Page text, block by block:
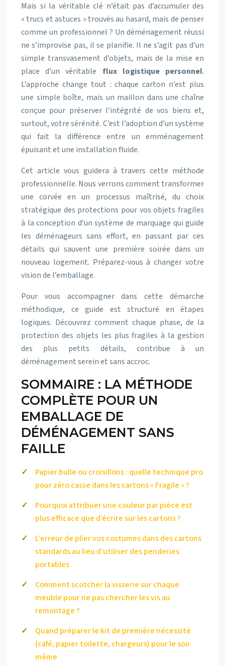
Mais si la véritable clé n’était pas d’accumuler des
« trucs et astuces » trouvés au hasard, mais de penser
comme un professionnel ? Un déménagement réussi
ne s’improvise pas, il se planifie. Il ne s’agit pas d’un
simple transvasement d’objets, mais de la mise en
place d’un véritable flux logistique personnel.
L’approche change tout : chaque carton n’est plus
une simple boîte, mais un maillon dans une chaîne
conçue pour préserver l’intégrité de vos biens et,
surtout, votre sérénité. C’est l’adoption d’un système
qui fait la différence entre un emménagement
épuisant et une installation fluide.
Cet article vous guidera à travers cette méthode
professionnelle. Nous verrons comment transformer
une corvée en un processus maîtrisé, du choix
stratégique des protections pour vos objets fragiles
à la conception d’un système de marquage qui guide
les déménageurs sans effort, en passant par ces
détails qui sauvent une première soirée dans un
nouveau logement. Préparez-vous à changer votre
vision de l’emballage.
Pour vous accompagner dans cette démarche
méthodique, ce guide est structuré en étapes
logiques. Découvrez comment chaque phase, de la
protection des objets les plus fragiles à la gestion
des plus petits détails, contribue à un
déménagement serein et sans accroc.
SOMMAIRE : LA MÉTHODE
COMPLÈTE POUR UN
EMBALLAGE DE
DÉMÉNAGEMENT SANS
FAILLE
Papier bulle ou croisillons : quelle technique pro
pour zéro casse dans les cartons « Fragile » ?
Pourquoi attribuer une couleur par pièce est
plus efficace que d’écrire sur les cartons ?
L’erreur de plier vos costumes dans des cartons
standards au lieu d’utiliser des penderies
portables
Comment scotcher la visserie sur chaque
meuble pour ne pas chercher les vis au
remontage ?
Quand préparer le kit de première nécessité
(café, papier toilette, chargeurs) pour le soir
même